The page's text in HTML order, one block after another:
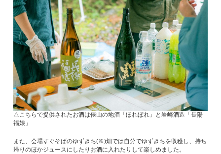
△こちらで提供されたお酒は俵山の地酒「ほれぼれ」と岩崎酒造「長陽
福娘」
また、会場すぐそばのゆずきち(※)畑では自分でゆずきちを収穫し、持ち
帰りのほかジュースにしたりお酒に入れたりして楽しめました。